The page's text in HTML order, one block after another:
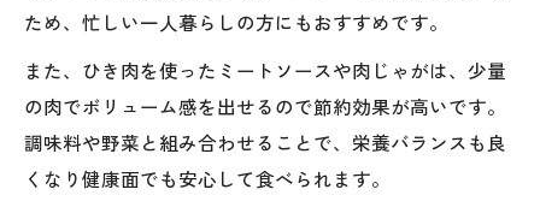
ため、忙しい一人暮らしの方にもおすすめです。
また、ひき肉を使ったミートソースや肉じゃがは、少量
の肉でボリューム感を出せるので節約効果が高いです。
調味料や野菜と組み合わせることで、栄養バランスも良
くなり健康面でも安心して食べられます。